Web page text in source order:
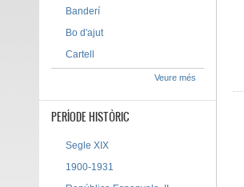
Banderí
Bo d'ajut
Cartell
Veure més
PERÍODE HISTÒRIC
Segle XIX
1900-1931